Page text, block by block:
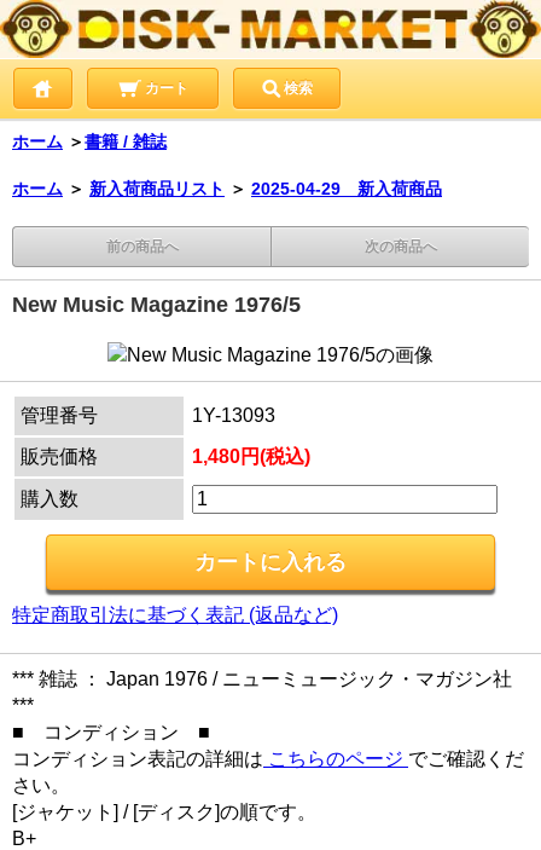
カート 検索
ホーム ＞書籍 / 雑誌
ホーム ＞ 新入荷商品リスト ＞ 2025-04-29 新入荷商品
前の商品へ 次の商品へ
New Music Magazine 1976/5
管理番号
1Y-13093
販売価格
1,480円(税込)
購入数
特定商取引法に基づく表記 (返品など)
*** 雑誌 ： Japan 1976 / ニューミュージック・マガジン社
***
■ コンディション ■
コンディション表記の詳細は こちらのページ でご確認くだ
さい。
[ジャケット] / [ディスク]の順です。
B+